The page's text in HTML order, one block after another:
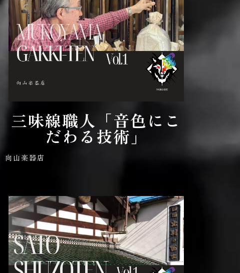
三味線職人「音色にこ
だわる技術」
向山楽器店